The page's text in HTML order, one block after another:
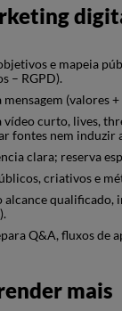
e mapeia
– RGPD).
(valores
curto, lives,
fontes nem induzir
clara; reserva
criativos e
alcance qualificado,
Q&A, fluxos de
mais